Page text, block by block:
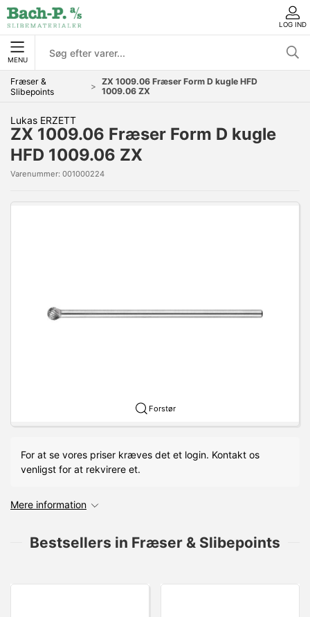
LOG IND
MENU
Fræser &
Slibepoints
ZX 1009.06 Fræser Form D kugle HFD
1009.06 ZX
Lukas ERZETT
ZX 1009.06 Fræser Form D kugle
HFD 1009.06 ZX
Varenummer: 001000224
Forstør
For at se vores priser kræves det et login. Kontakt os
venligst for at rekvirere et.
Mere information
Bestsellers in Fræser & Slibepoints